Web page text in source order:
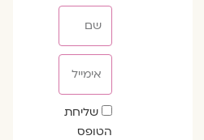
שדה
הסכמה
שליחת
הטופס